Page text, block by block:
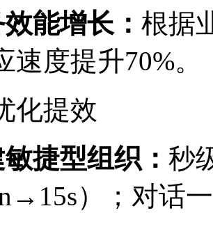
能增长： 根据
速度提升70%。
化提效
捷型组织： 秒
）；对话